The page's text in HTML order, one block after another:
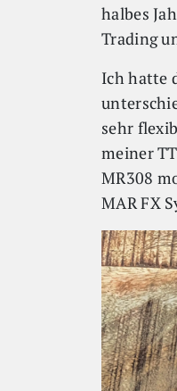
halbes
Trading
Ich hatte
sehr
meiner
MR308
MAR FX